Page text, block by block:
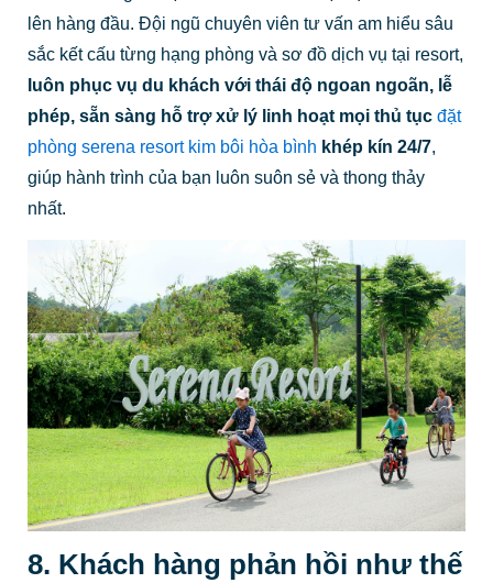
lên hàng đầu. Đội ngũ chuyên viên tư vấn am hiểu sâu
sắc kết cấu từng hạng phòng và sơ đồ dịch vụ tại resort,
luôn phục vụ du khách với thái độ ngoan ngoãn, lễ
phép, sẵn sàng hỗ trợ xử lý linh hoạt mọi thủ tục đặt
phòng serena resort kim bôi hòa bình khép kín 24/7,
giúp hành trình của bạn luôn suôn sẻ và thong thảy
nhất.
8. Khách hàng phản hồi như thế